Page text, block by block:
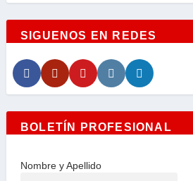
SIGUENOS EN REDES
BOLETÍN PROFESIONAL
Nombre y Apellido